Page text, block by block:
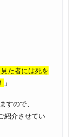
た者には死を
」
すので、
紹介させてい